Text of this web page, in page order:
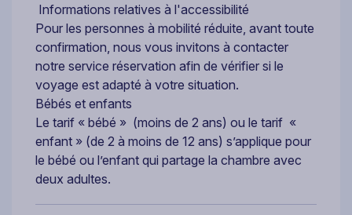
Informations relatives à l'accessibilité
Pour les personnes à mobilité réduite, avant toute
confirmation, nous vous invitons à contacter
notre service réservation afin de vérifier si le
voyage est adapté à votre situation.
Bébés et enfants
Le tarif « bébé » (moins de 2 ans) ou le tarif «
enfant » (de 2 à moins de 12 ans) s’applique pour
le bébé ou l’enfant qui partage la chambre avec
deux adultes.